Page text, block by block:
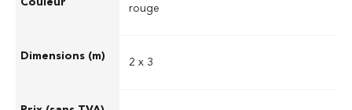
rouge
2 x 3